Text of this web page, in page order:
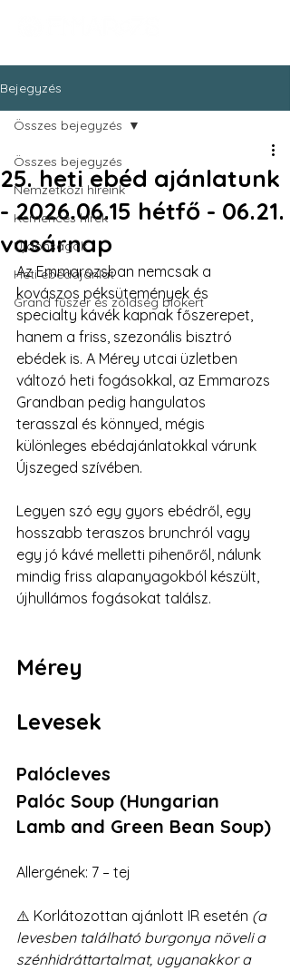
Bejegyzés
Összes bejegyzés
Nemzetközi híreink
Kemencés hírek
Újdonságok
Heti ebédajánlat
Grand fűszer és zöldség biokert
Összes bejegyzés
25. heti ebéd ajánlatunk
- 2026.06.15 hétfő - 06.21.
vasárnap
Az Emmarozsban nemcsak a
kovászos péksütemények és
specialty kávék kapnak főszerepet,
hanem a friss, szezonális bisztró
ebédek is. A Mérey utcai üzletben
változó heti fogásokkal, az Emmarozs
Grandban pedig hangulatos
terasszal és könnyed, mégis
különleges ebédajánlatokkal várunk
Újszeged szívében.
Legyen szó egy gyors ebédről, egy
hosszabb teraszos brunchról vagy
egy jó kávé melletti pihenőről, nálunk
mindig friss alapanyagokból készült,
újhullámos fogásokat találsz.
Mérey
Levesek
Palócleves
Palóc Soup (Hungarian
Lamb and Green Bean Soup)
Allergének: 7 – tej
⚠️ Korlátozottan ajánlott IR esetén (a
levesben található burgonya növeli a
szénhidráttartalmat, ugyanakkor a